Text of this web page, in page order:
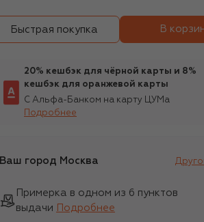
Быстрая покупка В
20% кешбэк для чёрной карты и 8%
кешбэк для оранжевой карты
С Альфа-Банком на карту ЦУМа
Подробнее
Ваш город Москва
Примерка в одном из 6 пунктов
выдачи
Подробнее